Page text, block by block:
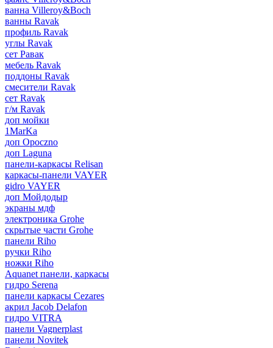
ванна Villeroy&Boch
ванны Ravak
профиль Ravak
углы Ravak
сет Равак
мебель Ravak
поддоны Ravak
смесители Ravak
сет Ravak
г/м Ravak
доп мойки
1MarKa
доп Opoczno
доп Laguna
панели-каркасы Relisan
каркасы-панели VAYER
gidro VAYER
доп Мойдодыр
экраны мдф
электроника Grohe
скрытые части Grohe
панели Riho
ручки Riho
ножки Riho
Aquanet панели, каркасы
гидро Serena
панели каркасы Cezares
акрил Jacob Delafon
гидро VITRA
панели Vagnerplast
панели Novitek